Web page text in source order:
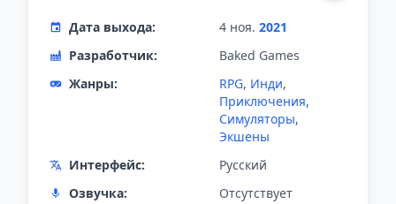
Дата выхода: 4 ноя. 2021
Разработчик:
Baked Games
Жанры:
RPG, Инди,
Приключения,
Симуляторы,
Экшены
Интерфейс:
Русский
Озвучка:
Отсутствует